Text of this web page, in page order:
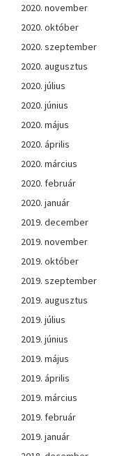
2020. november
2020. október
2020. szeptember
2020. augusztus
2020. július
2020. június
2020. május
2020. április
2020. március
2020. február
2020. január
2019. december
2019. november
2019. október
2019. szeptember
2019. augusztus
2019. július
2019. június
2019. május
2019. április
2019. március
2019. február
2019. január